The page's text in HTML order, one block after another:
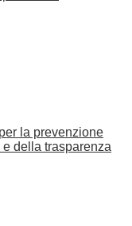
la prevenzione
della trasparenza